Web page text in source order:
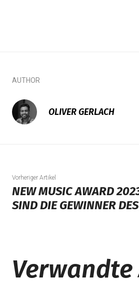
AUTHOR
OLIVER GERLACH
Vorheriger Artikel
NEW MUSIC AWARD
SIND DIE GEWINNER